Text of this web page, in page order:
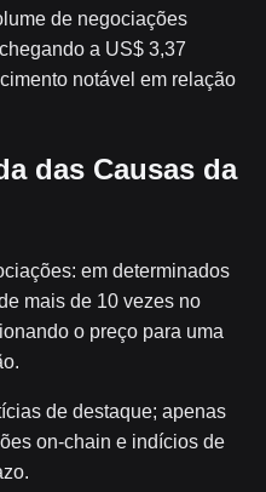
de negociações
a US$ 3,37
notável em relação
das Causas da
em determinados
mais de 10 vezes no
o preço para uma
de destaque; apenas
on-chain e indícios de